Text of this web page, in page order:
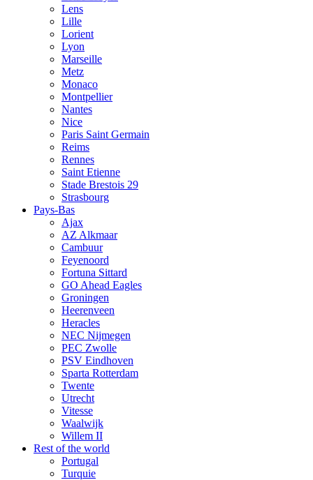
Lens
Lille
Lorient
Lyon
Marseille
Metz
Monaco
Montpellier
Nantes
Nice
Paris Saint Germain
Reims
Rennes
Saint Etienne
Stade Brestois 29
Strasbourg
Pays-Bas
Ajax
AZ Alkmaar
Cambuur
Feyenoord
Fortuna Sittard
GO Ahead Eagles
Groningen
Heerenveen
Heracles
NEC Nijmegen
PEC Zwolle
PSV Eindhoven
Sparta Rotterdam
Twente
Utrecht
Vitesse
Waalwijk
Willem II
Rest of the world
Portugal
Turquie